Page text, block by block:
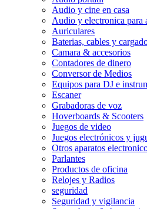
Audio y cine en casa
Audio y electronica para
Auriculares
Baterias, cables y
Camara & accesorios
Contadores de dinero
Conversor de Medios
Equipos para DJ e
Escaner
Grabadoras de voz
Hoverboards & Scooters
Juegos de video
Juegos electrónicos y
Otros aparatos
Parlantes
Productos de oficina
Relojes y Radios
seguridad
Seguridad y vigilancia